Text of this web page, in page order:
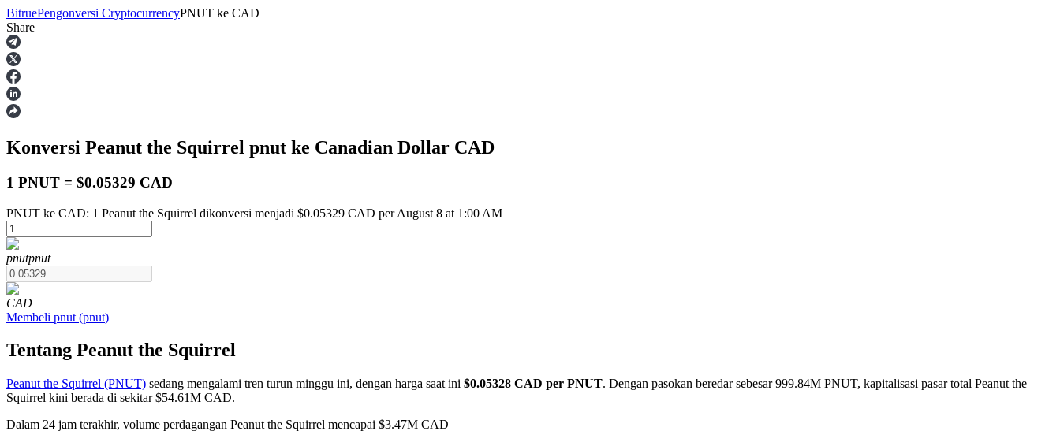
Berjangka
USDT Berjangka
Kontrak berjangka menggunakan USDT sebagai jaminannya
COIN-M Berjangka
BitruePengonversi CryptocurrencyPNUT ke CAD
Share
Konversi Peanut the Squirrel pnut ke Canadian Dollar CAD
1 PNUT = $0.05329 CAD
PNUT ke CAD: 1 Peanut the Squirrel dikonversi menjadi $0.05329 CAD per August 8 at 1:00 AM
pnutpnut
CAD
Membeli pnut (pnut)
Tentang Peanut the Squirrel
Peanut the Squirrel (PNUT) sedang mengalami tren turun minggu ini, dengan harga saat ini $0.05328 CAD per PNUT. Dengan pasokan beredar sebesar 999.84M PNUT, kapitalisasi pasar total Peanut the
Squirrel kini berada di sekitar $54.61M CAD.
Dalam 24 jam terakhir, volume perdagangan Peanut the Squirrel mencapai $3.47M CAD